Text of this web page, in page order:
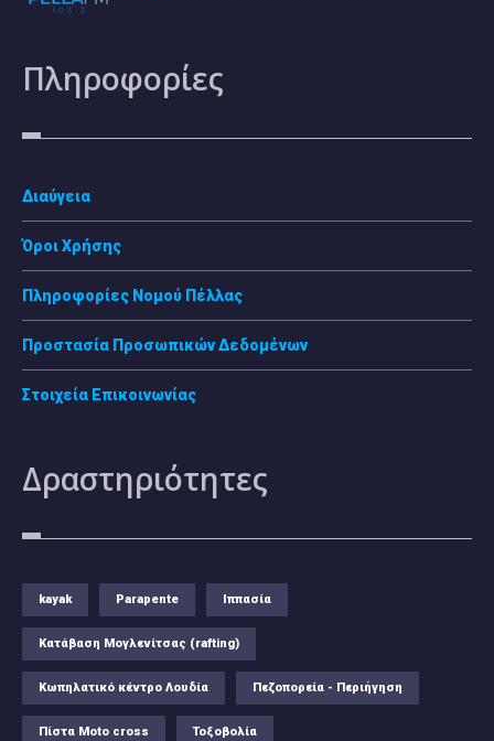
Πληροφορίες
Διαύγεια
Όροι Χρήσης
Πληροφορίες Νομού Πέλλας
Προστασία Προσωπικών Δεδομένων
Στοιχεία Επικοινωνίας
Δραστηριότητες
kayak Parapente Ιππασία
Κατάβαση Μογλενίτσας (rafting)
Κωπηλατικό κέντρο Λουδία Πεζοπορεία - Περιήγηση
Πίστα Moto cross Τοξοβολία